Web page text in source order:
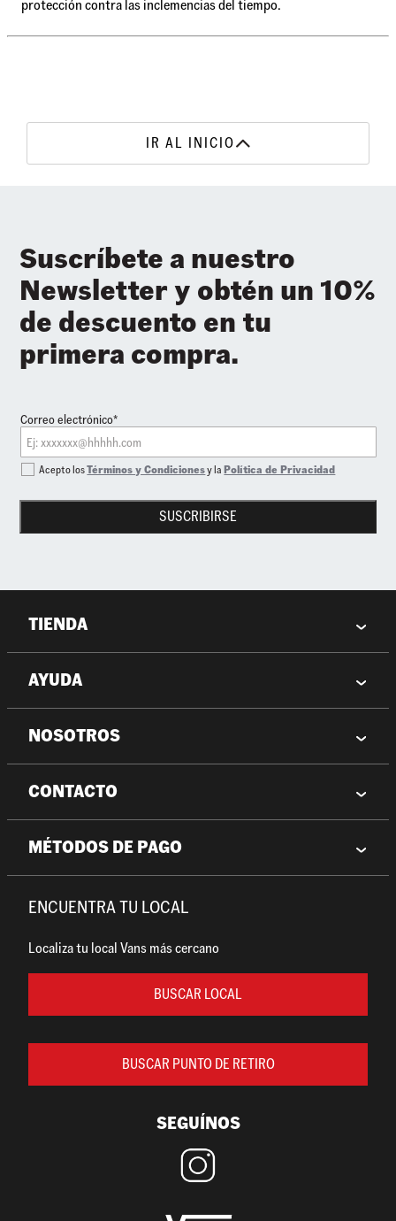
protección contra las inclemencias del tiempo.
IR AL INICIO
Suscríbete a nuestro
Newsletter y obtén un 10%
de descuento en tu
primera compra.
Correo electrónico*
SUSCRIBIRSE
Acepto losTérminos y Condicionesy laPolítica de Privacidad
TIENDA
AYUDA
NOSOTROS
CONTACTO
MÉTODOS DE PAGO
ENCUENTRA TU LOCAL
Localiza tu local Vans más cercano
BUSCAR LOCAL
BUSCAR PUNTO DE RETIRO
SEGUÍNOS